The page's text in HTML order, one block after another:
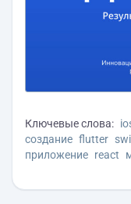
Ключевые слова:
создание flutter
приложение react